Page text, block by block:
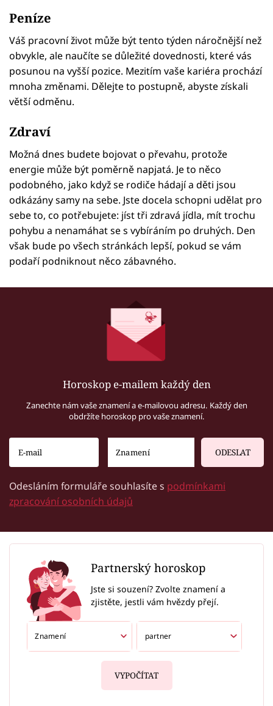
Peníze
Váš pracovní život může být tento týden náročnější než
obvykle, ale naučíte se důležité dovednosti, které vás
posunou na vyšší pozice. Mezitím vaše kariéra prochází
mnoha změnami. Dělejte to postupně, abyste získali
větší odměnu.
Zdraví
Možná dnes budete bojovat o převahu, protože
energie může být poměrně napjatá. Je to něco
podobného, jako když se rodiče hádají a děti jsou
odkázány samy na sebe. Jste docela schopni udělat pro
sebe to, co potřebujete: jíst tři zdravá jídla, mít trochu
pohybu a nenamáhat se s vybíráním po druhých. Den
však bude po všech stránkách lepší, pokud se vám
podaří podniknout něco zábavného.
Horoskop e-mailem každý den
Zanechte nám vaše znamení a e-mailovou adresu. Každý den
obdržíte horoskop pro vaše znamení.
ODESLAT
Odesláním formuláře souhlasíte s podmínkami
zpracování osobních údajů
Partnerský horoskop
Jste si souzení? Zvolte znamení a
zjistěte, jestli vám hvězdy přejí.
VYPOČÍTAT